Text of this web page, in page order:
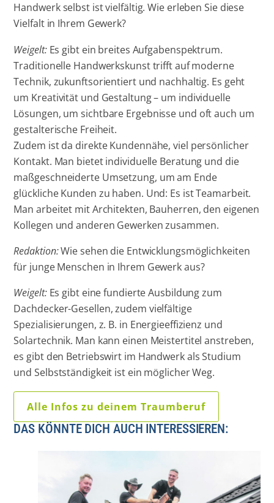
Handwerk selbst ist vielfältig. Wie erleben Sie diese
Vielfalt in Ihrem Gewerk?
Weigelt: Es gibt ein breites Aufgabenspektrum.
Traditionelle Handwerkskunst trifft auf moderne
Technik, zukunftsorientiert und nachhaltig. Es geht
um Kreativität und Gestaltung – um individuelle
Lösungen, um sichtbare Ergebnisse und oft auch um
gestalterische Freiheit.
Zudem ist da direkte Kundennähe, viel persönlicher
Kontakt. Man bietet individuelle Beratung und die
maßgeschneiderte Umsetzung, um am Ende
glückliche Kunden zu haben. Und: Es ist Teamarbeit.
Man arbeitet mit Architekten, Bauherren, den eigenen
Kollegen und anderen Gewerken zusammen.
Redaktion:Wie sehen die Entwicklungsmöglichkeiten
für junge Menschen in Ihrem Gewerk aus?
Weigelt: Es gibt eine fundierte Ausbildung zum
Dachdecker-Gesellen, zudem vielfältige
Spezialisierungen, z. B. in Energieeffizienz und
Solartechnik. Man kann einen Meistertitel anstreben,
es gibt den Betriebswirt im Handwerk als Studium
und Selbstständigkeit ist ein möglicher Weg.
Alle Infos zu deinem Traumberuf
DAS KÖNNTE DICH AUCH INTERESSIEREN: